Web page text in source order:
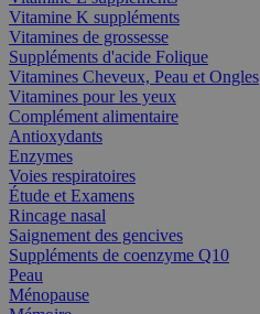
Vitamine K suppléments
Vitamines de grossesse
Suppléments d'acide Folique
Vitamines Cheveux, Peau et Ongles
Vitamines pour les yeux
Complément alimentaire
Antioxydants
Enzymes
Voies respiratoires
Étude et Examens
Rincage nasal
Saignement des gencives
Suppléments de coenzyme Q10
Peau
Ménopause